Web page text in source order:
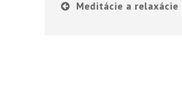
Meditácie a relaxácie